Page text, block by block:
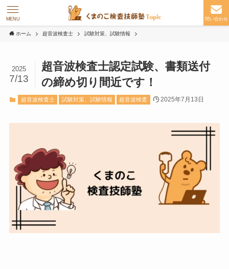
問い合わせ
MENU
ホーム 超音波検査士 試験対策、試験情報
超音波検査士認定試験、書類送付
の締め切り間近です！
2025
7/13
超音波検査士 試験対策、試験情報 超音波検査 2025年7月13日